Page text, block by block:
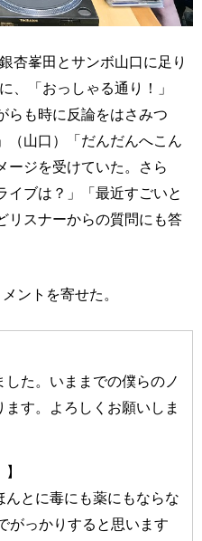
杏峯田とサンボ山口に足り
、「おっしゃる通り！」
らも時に反論をはさみつ
（山口）「だんだんへこん
ージを受けていた。さら
イブは？」「最近すごいと
リスナーからの質問にも答
ントを寄せた。
た。いままでの僕らのノ
す。よろしくお願いしま
とに毒にも薬にもならな
がっかりすると思います